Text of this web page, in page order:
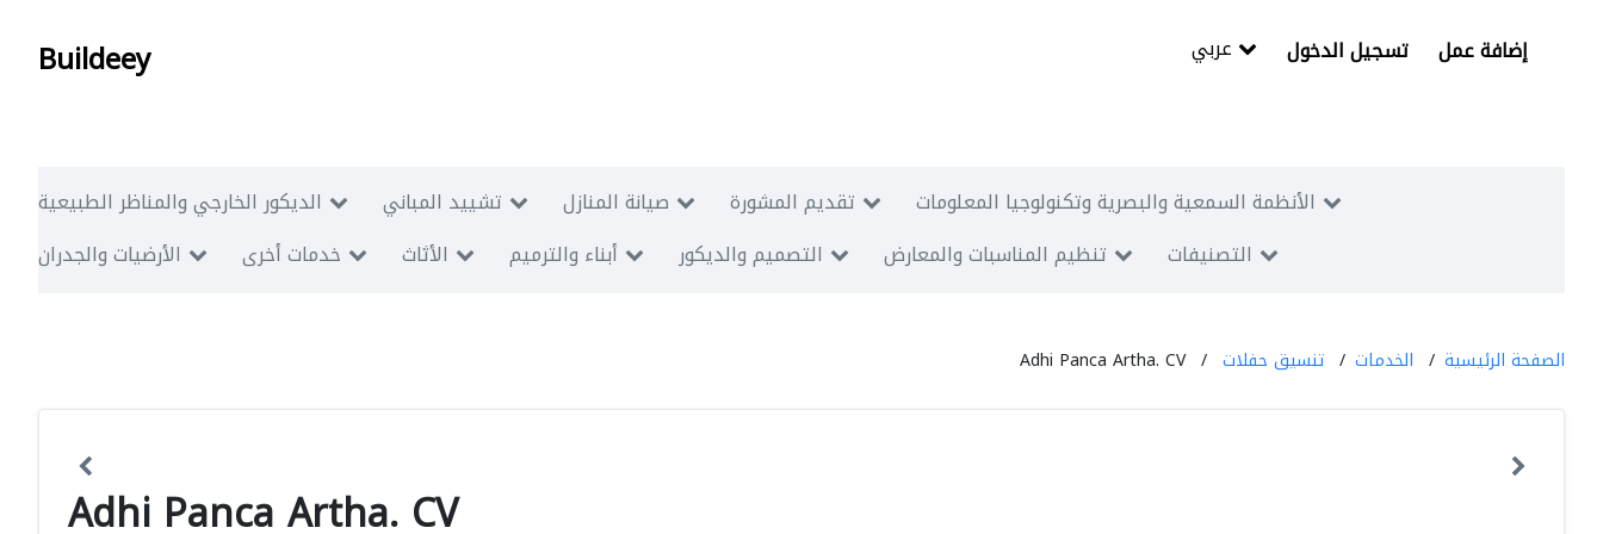
Buildeey تسجيل الدخول إضافة عمل
الديكور الخارجي والمناظر الطبيعية تشييد المباني صيانة المنازل تقديم المشورة
الأنظمة السمعية والبصرية وتكنولوجيا المعلومات
الأرضيات والجدران
خدمات أخرى الأثاث أبناء والترميم التصميم والديكور تنظيم المناسبات والمعارض التصنيفات
الصفحة الرئيسية الخدمات تنسيق حفلات Adhi Panca Artha. CV
Adhi Panca Artha. CV